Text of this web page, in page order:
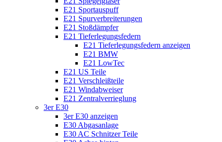
E21 Sportauspuff
E21 Spurverbreiterungen
E21 Stoßdämpfer
E21 Tieferlegungsfedern
E21 Tieferlegungsfedern anzeigen
E21 BMW
E21 LowTec
E21 US Teile
E21 Verschleißteile
E21 Windabweiser
E21 Zentralverrieglung
3er E30
3er E30 anzeigen
E30 Abgasanlage
E30 AC Schnitzer Teile